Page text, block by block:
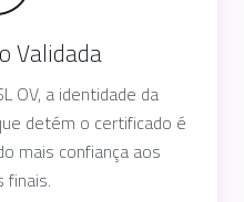
Validada
OV, a identidade da
detém o certificado é
mais confiança aos
finais.